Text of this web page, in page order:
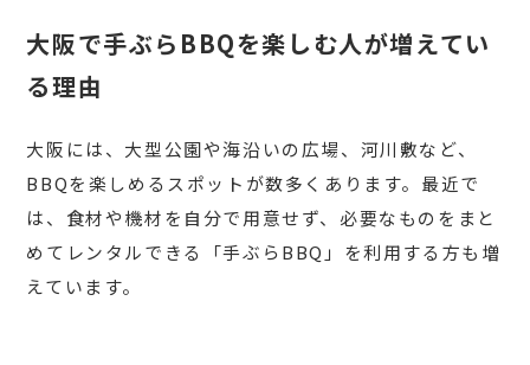
大阪で手ぶらBBQを楽しむ人が増えてい
る理由
大阪には、大型公園や海沿いの広場、河川敷など、
BBQを楽しめるスポットが数多くあります。最近で
は、食材や機材を自分で用意せず、必要なものをまと
めてレンタルできる「手ぶらBBQ」を利用する方も増
えています。